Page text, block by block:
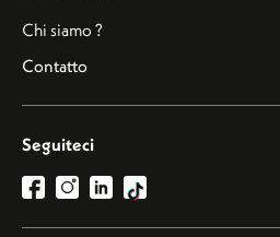
Chi siamo ?
Contatto
Seguiteci